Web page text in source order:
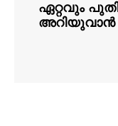
ഏറ്റവും